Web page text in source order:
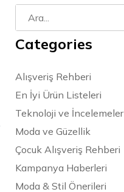
Categories
Alışveriş Rehberi
En İyi Ürün Listeleri
Teknoloji ve İncelemeler
Moda ve Güzellik
Çocuk Alışveriş Rehberi
Kampanya Haberleri
Moda & Stil Önerileri